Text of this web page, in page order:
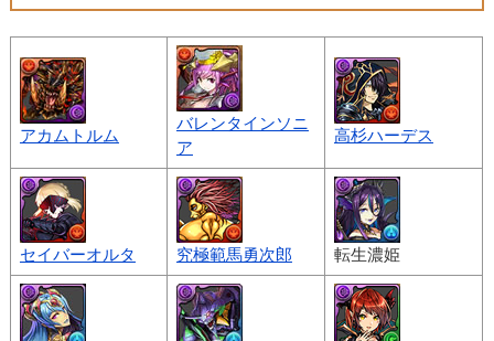
アカムトルム
バレンタインソニ
ア
高杉ハーデス
セイバーオルタ 究極範馬勇次郎 転生濃姫